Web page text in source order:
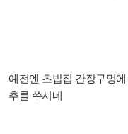
예전엔 초밥집 간장구멍
추를 쑤시네